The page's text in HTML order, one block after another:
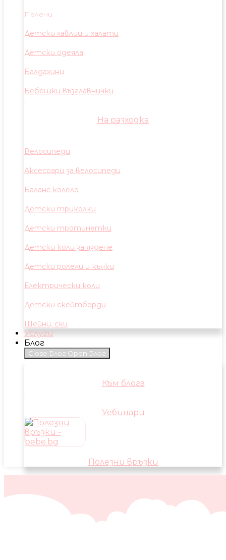
Пелени
Детски хавлии и халати
Детски одеяла
Балдахини
Бебешки възглавнички
На разходка
Велосипеди
Аксесоари за велосипеди
Баланс колело
Детски триколки
Детски тротинетки
Детски коли за яздене
Детски ролели и кънки
Електрически коли
Детски скейтборди
Шейни, ски
Услуги
Блог
Close Блог Open Блог
Към блога
Уебинари
Полезни връзки